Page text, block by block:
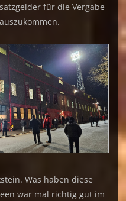
für die Vergabe
Was haben diese
war mal richtig gut im